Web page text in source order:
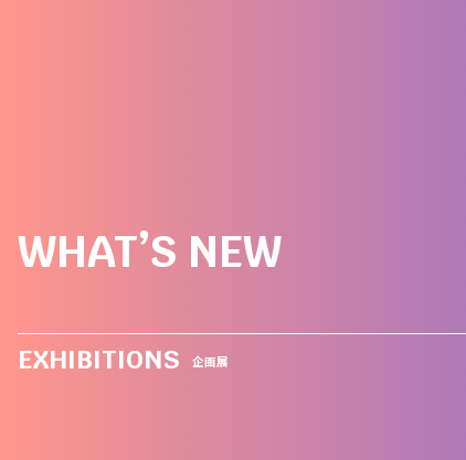
WHAT’S NEW
EXHIBITIONS 企画展